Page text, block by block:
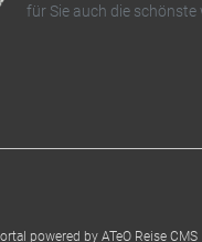
für Sie auch die schönste
powered by ATeO Reise CMS